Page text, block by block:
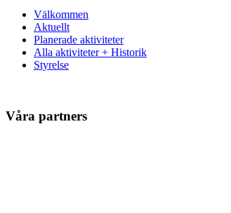
Välkommen
Aktuellt
Planerade aktiviteter
Alla aktiviteter + Historik
Styrelse
Våra partners